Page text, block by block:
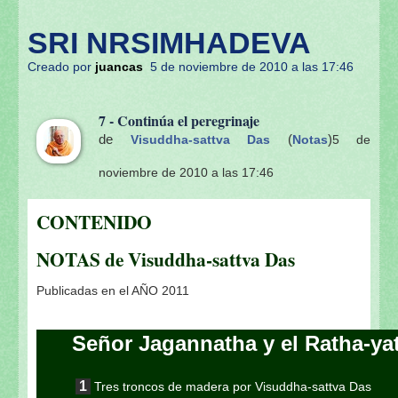
SRI NRSIMHADEVA
Creado por juancas 5 de noviembre de 2010 a las 17:46
7 - Continúa el peregrinaje
de Visuddha-sattva Das (Notas)5 de
noviembre de 2010 a las 17:46
CONTENIDO
NOTAS de Visuddha-sattva Das
Publicadas en el AÑO 2011
Señor Jagannatha y el Ratha-
Tres troncos de madera por Visuddha-sattva Das